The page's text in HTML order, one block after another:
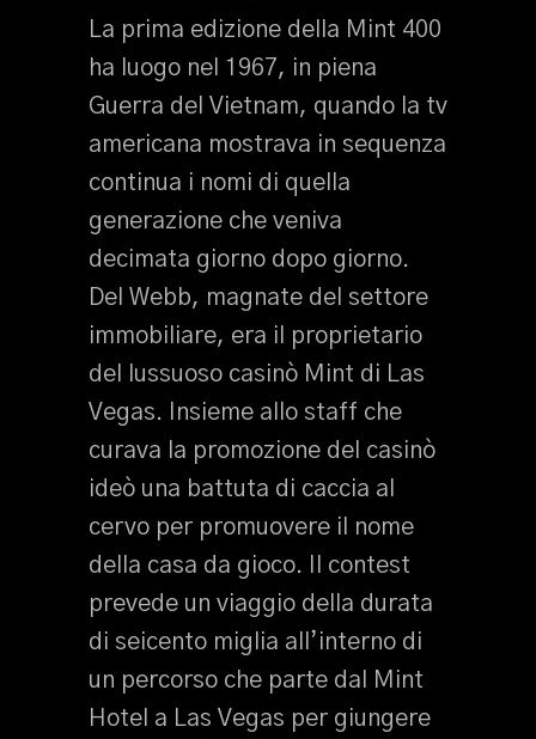
La prima edizione della Mint 400
ha luogo nel 1967, in piena
Guerra del Vietnam, quando la tv
americana mostrava in sequenza
continua i nomi di quella
generazione che veniva
decimata giorno dopo giorno.
Del Webb, magnate del settore
immobiliare, era il proprietario
del lussuoso casinò Mint di Las
Vegas. Insieme allo staff che
curava la promozione del casinò
ideò una battuta di caccia al
cervo per promuovere il nome
della casa da gioco. Il contest
prevede un viaggio della durata
di seicento miglia all’interno di
un percorso che parte dal Mint
Hotel a Las Vegas per giungere